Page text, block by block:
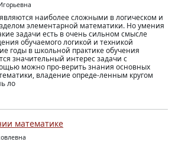
наиболее сложными в логическом и
элементарной математики. Но умения
задачи есть в очень сильном смысле
обучаемого логикой и техникой
годы в школьной практике обучения
значительный интерес задачи с
можно про-верить знания основных
владение опреде-ленным кругом
ло
математике